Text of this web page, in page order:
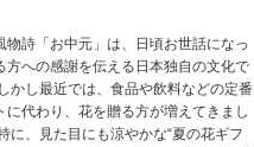
物詩「お中元」は、日頃お世話になっ
方への感謝を伝える日本独自の文化で
かし最近では、食品や飲料などの定番
に代わり、花を贈る方が増えてきまし
に、見た目にも涼やかな“夏の花ギフ